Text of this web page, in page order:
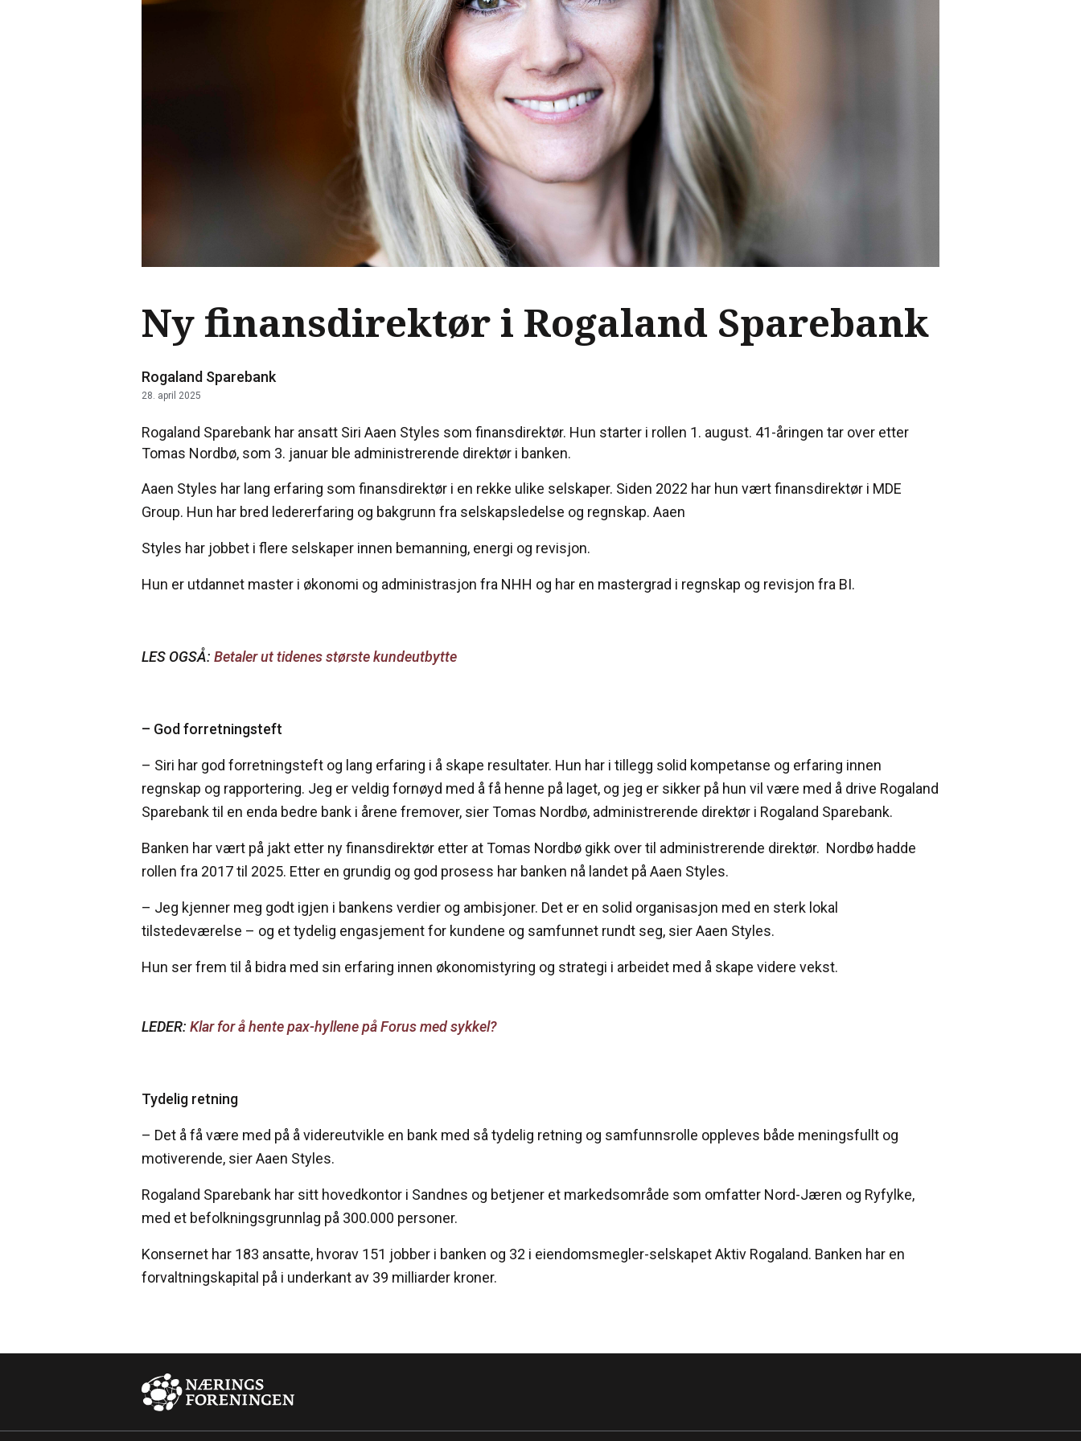
Ny finansdirektør i Rogaland Sparebank
Rogaland Sparebank
28. april 2025
Rogaland Sparebank har ansatt Siri Aaen Styles som finansdirektør. Hun starter i rollen 1. august. 41-åringen tar over etter
Tomas Nordbø, som 3. januar ble administrerende direktør i banken.
Aaen Styles har lang erfaring som finansdirektør i en rekke ulike selskaper. Siden 2022 har hun vært finansdirektør i MDE
Group. Hun har bred ledererfaring og bakgrunn fra selskapsledelse og regnskap. Aaen
Styles har jobbet i flere selskaper innen bemanning, energi og revisjon.
Hun er utdannet master i økonomi og administrasjon fra NHH og har en mastergrad i regnskap og revisjon fra BI.
LES OGSÅ: Betaler ut tidenes største kundeutbytte
– God forretningsteft
– Siri har god forretningsteft og lang erfaring i å skape resultater. Hun har i tillegg solid kompetanse og erfaring innen
regnskap og rapportering. Jeg er veldig fornøyd med å få henne på laget, og jeg er sikker på hun vil være med å drive Rogaland
Sparebank til en enda bedre bank i årene fremover, sier Tomas Nordbø, administrerende direktør i Rogaland Sparebank.
Banken har vært på jakt etter ny finansdirektør etter at Tomas Nordbø gikk over til administrerende direktør. Nordbø hadde
rollen fra 2017 til 2025. Etter en grundig og god prosess har banken nå landet på Aaen Styles.
– Jeg kjenner meg godt igjen i bankens verdier og ambisjoner. Det er en solid organisasjon med en sterk lokal
tilstedeværelse – og et tydelig engasjement for kundene og samfunnet rundt seg, sier Aaen Styles.
Hun ser frem til å bidra med sin erfaring innen økonomistyring og strategi i arbeidet med å skape videre vekst.
LEDER: Klar for å hente pax-hyllene på Forus med sykkel?
Tydelig retning
– Det å få være med på å videreutvikle en bank med så tydelig retning og samfunnsrolle oppleves både meningsfullt og
motiverende, sier Aaen Styles.
Rogaland Sparebank har sitt hovedkontor i Sandnes og betjener et markedsområde som omfatter Nord-Jæren og Ryfylke,
med et befolkningsgrunnlag på 300.000 personer.
Konsernet har 183 ansatte, hvorav 151 jobber i banken og 32 i eiendomsmegler-selskapet Aktiv Rogaland. Banken har en
forvaltningskapital på i underkant av 39 milliarder kroner.